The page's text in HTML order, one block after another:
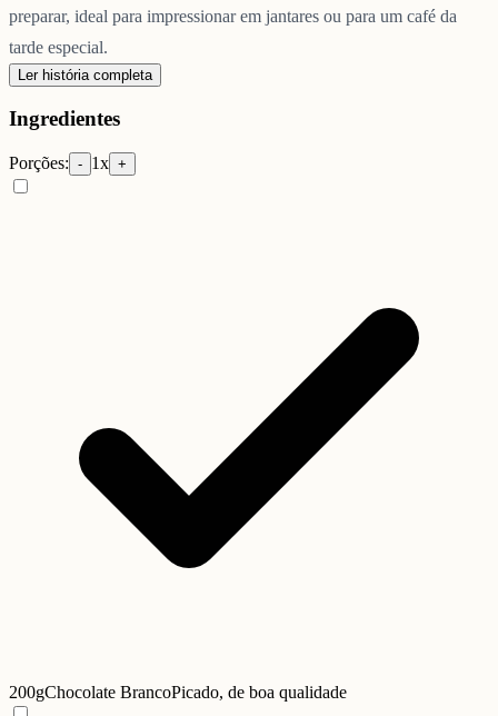
preparar, ideal para impressionar em jantares ou para um café da
tarde especial.
Ler história completa
Ingredientes
Porções: - 1x +
200gChocolate BrancoPicado, de boa qualidade